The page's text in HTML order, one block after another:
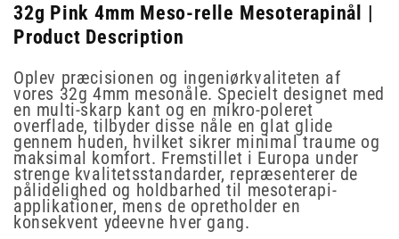
32g Pink 4mm Meso-relle Mesoterapinål |
Product Description
Oplev præcisionen og ingeniørkvaliteten af
vores 32g 4mm mesonåle. Specielt designet med
en multi-skarp kant og en mikro-poleret
overflade, tilbyder disse nåle en glat glide
gennem huden, hvilket sikrer minimal traume og
maksimal komfort. Fremstillet i Europa under
strenge kvalitetsstandarder, repræsenterer de
pålidelighed og holdbarhed til mesoterapi-
applikationer, mens de opretholder en
konsekvent ydeevne hver gang.